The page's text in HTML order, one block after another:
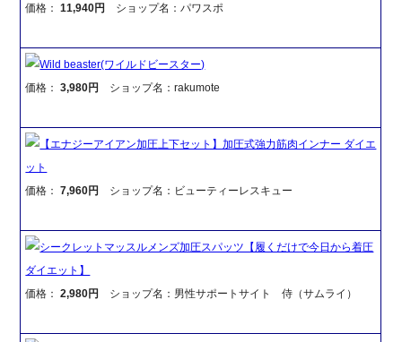
価格：11,940円 ショップ名：パワスポ
Wild beaster(ワイルドビースター)
価格：3,980円 ショップ名：rakumote
【エナジーアイアン加圧上下セット】加圧式強力筋肉インナー ダイエ
ット
価格：7,960円 ショップ名：ビューティーレスキュー
シークレットマッスルメンズ加圧スパッツ【履くだけで今日から着圧
ダイエット】
価格：2,980円 ショップ名：男性サポートサイト 侍（サムライ）